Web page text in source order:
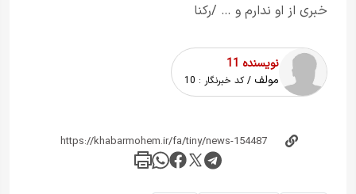
خبری از او ندارم و … /رکنا
نویسنده 11
مولف / کد خبرنگار : 10